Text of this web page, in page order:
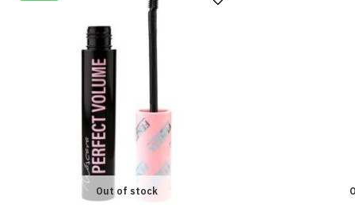
Out of stock